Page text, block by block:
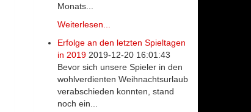
Monats...
Weiterlesen...
Erfolge an den letzten Spieltagen
in 2019 2019-12-20 16:01:43
Bevor sich unsere Spieler in den
wohlverdienten Weihnachtsurlaub
verabschieden konnten, stand
noch ein...